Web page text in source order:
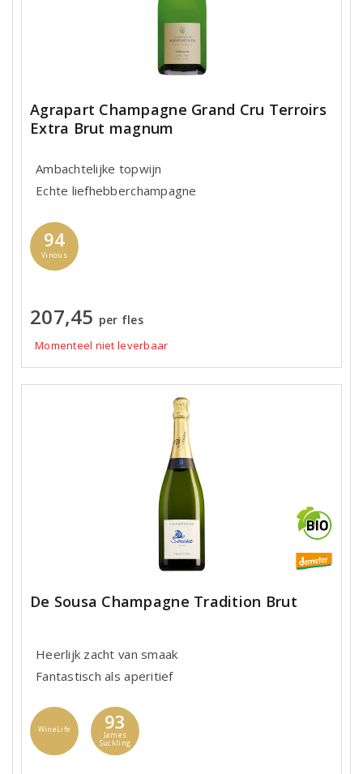
Agrapart Champagne Grand Cru Terroirs
Extra Brut magnum
Ambachtelijke topwijn
Echte liefhebberchampagne
94
Vinous
207,45 per fles
Momenteel niet leverbaar
De Sousa Champagne Tradition Brut
Heerlijk zacht van smaak
Fantastisch als aperitief
WineLife 93
James
Suckling